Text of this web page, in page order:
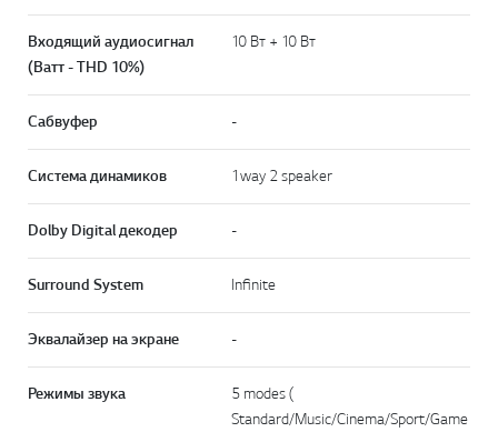
Входящий аудиосигнал
(Ватт - THD 10%)
10 Вт + 10 Вт
Сабвуфер -
Система динамиков 1way 2 speaker
Dolby Digital декодер -
Surround System Infinite
Эквалайзер на экране -
Режимы звука
5 modes (
Standard/Music/Cinema/Sport/Game